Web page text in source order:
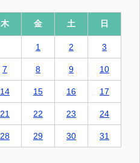
木 金 土 日
1 2 3
7 8 9 10
14 15 16 17
21 22 23 24
28 29 30 31